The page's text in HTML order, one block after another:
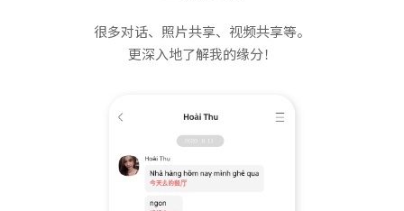
很多对话、照片共享、视频共享等。
更深入地了解我的缘分！